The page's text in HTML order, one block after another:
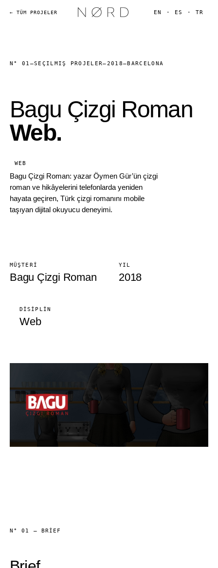
← TÜM PROJELER EN · ES · TR
N° 01 —SEÇILMIŞ PROJELER—2018—BARCELONA
Bagu Çizgi Roman
Web.
WEB
Bagu Çizgi Roman: yazar Öymen Gür’ün çizgi
roman ve hikâyelerini telefonlarda yeniden
hayata geçiren, Türk çizgi romanını mobile
taşıyan dijital okuyucu deneyimi.
MÜŞTERI
Bagu Çizgi Roman
YIL
2018
DISIPLIN
Web
N° 01 — BRIEF